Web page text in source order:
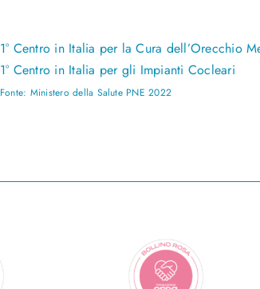
1° Centro in Italia per la Cura dell’Orecchio
1° Centro in Italia per gli Impianti Cocleari
Fonte: Ministero della Salute PNE 2022